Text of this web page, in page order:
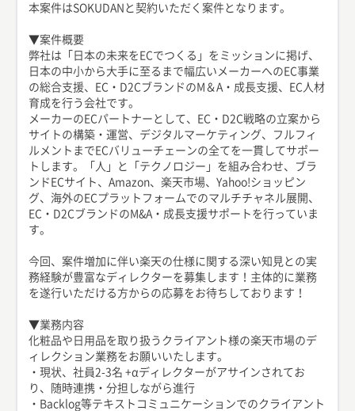
本案件はSOKUDANと契約いただく案件となります。
▼案件概要
弊社は「日本の未来をECでつくる」をミッションに掲げ、
日本の中小から大手に至るまで幅広いメーカーへのEC事業
の総合支援、EC・D2CブランドのM＆A・成長支援、EC人材
育成を行う会社です。
メーカーのECパートナーとして、EC・D2C戦略の立案から
サイトの構築・運営、デジタルマーケティング、フルフィ
ルメントまでECバリューチェーンの全てを一貫してサポー
トします。「人」と「テクノロジー」を組み合わせ、ブラ
ンドECサイト、Amazon、楽天市場、Yahoo!ショッピン
グ、海外のECプラットフォームでのマルチチャネル展開、
EC・D2CブランドのM&A・成長支援サポートを行っていま
す。
今回、案件増加に伴い楽天の仕様に関する深い知見との実
務経験が豊富なディレクターを募集します！主体的に業務
を遂行いただける方からの応募をお待ちしております！
▼業務内容
化粧品や日用品を取り扱うクライアント様の楽天市場のデ
ィレクション業務をお願いいたします。
・現状、社員2-3名 +αディレクターがアサインされてお
り、随時連携・分担しながら進行
・Backlog等テキストコミュニケーションでのクライアント